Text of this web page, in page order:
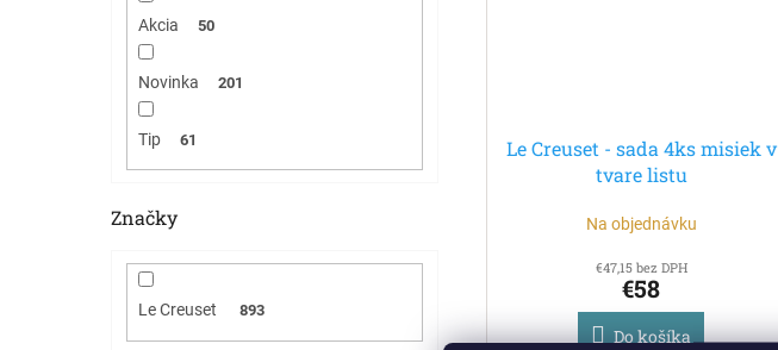
Akcia 50
Novinka 201
Tip 61
Značky
Le Creuset 893
Le Creuset - sada 4ks misiek v
tvare listu
Na objednávku
€47,15 bez DPH
€58
Do košíka